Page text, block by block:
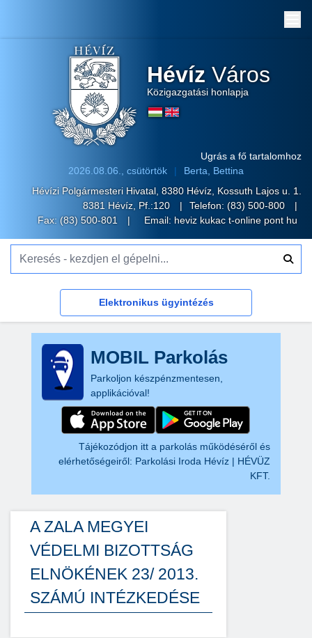
Hévíz Város
Közigazgatási honlapja
Ugrás a fő tartalomhoz
2026.08.06., csütörtök
Berta, Bettina
Hévízi Polgármesteri Hivatal, 8380 Hévíz, Kossuth Lajos u. 1.
8381 Hévíz, Pf.:120
Telefon: (83) 500-800
Fax: (83) 500-801
Email: heviz kukac t-online pont hu
Elektronikus ügyintézés
MOBIL Parkolás
Parkoljon készpénzmentesen,
applikációval!
Tájékozódjon itt a parkolás működéséről és
elérhetőségeiről: Parkolási Iroda Hévíz | HÉVÜZ
KFT.
A ZALA MEGYEI
VÉDELMI BIZOTTSÁG
ELNÖKÉNEK 23/ 2013.
SZÁMÚ INTÉZKEDÉSE